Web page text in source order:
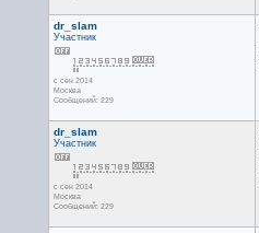
dr_slam
Участник
с сен 2014
Москва
Сообщений: 229
dr_slam
Участник
с сен 2014
Москва
Сообщений: 229